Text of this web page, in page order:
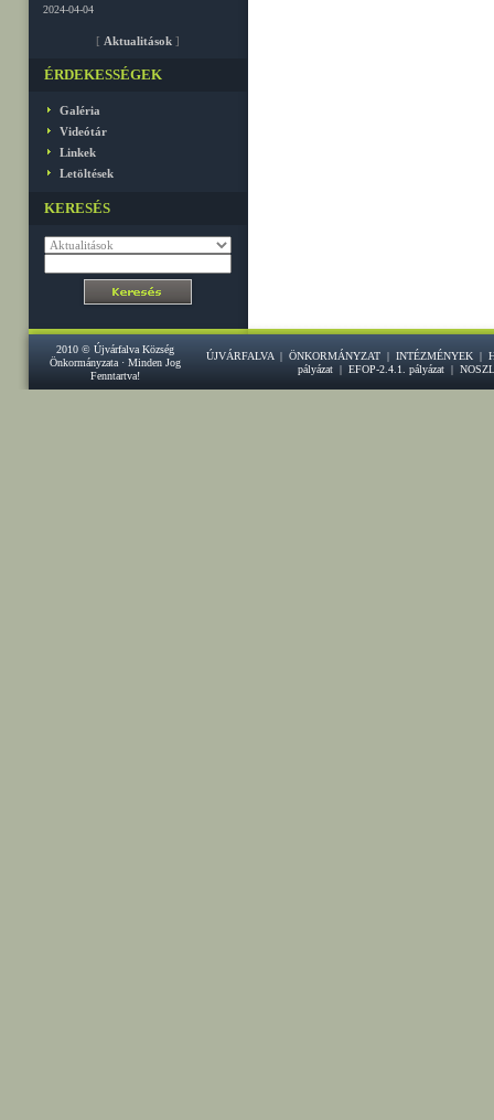
2024-04-04
[ Aktualitások ]
ÉRDEKESSÉGEK
Galéria
Videótár
Linkek
Letöltések
KERESÉS
2010 © Újvárfalva Község
Önkormányzata · Minden Jog
Fenntartva!
ÚJVÁRFALVA | ÖNKORMÁNYZAT | INTÉZMÉNYEK |
pályázat| EFOP-2.4.1. pályázat|